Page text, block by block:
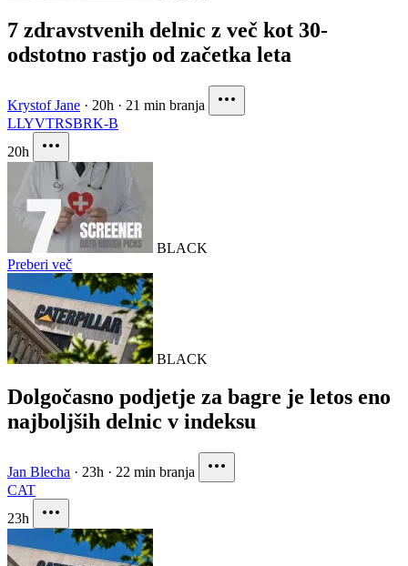
7 zdravstvenih delnic z več kot 30-
odstotno rastjo od začetka leta
Krystof Jane · 20h · 21 min branja
LLYVTRSBRK-B
20h
BLACK
Preberi več
BLACK
Dolgočasno podjetje za bagre je letos eno
najboljših delnic v indeksu
Jan Blecha · 23h · 22 min branja
CAT
23h